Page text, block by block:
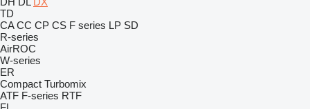
TD
CA CC CP CS F series LP SD
R-series
AirROC
W-series
ER
Compact Turbomix
ATF F-series RTF